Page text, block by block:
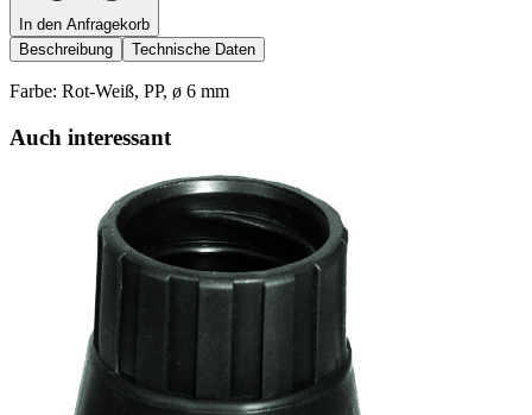
In den Anfragekorb
Beschreibung
Technische Daten
Farbe: Rot-Weiß, PP, ø 6 mm
Auch interessant